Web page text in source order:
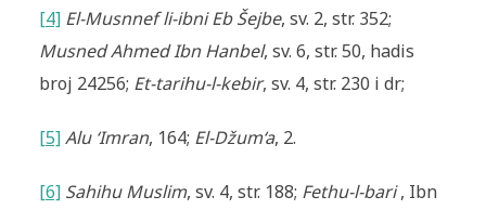
[4] El-Musnnef li-ibni Eb Šejbe, sv. 2, str. 352;
Musned Ahmed Ibn Hanbel, sv. 6, str. 50, hadis
broj 24256; Et-tarihu-l-kebir, sv. 4, str. 230 i dr;
[5]Alu ‘Imran, 164; El-Džum‘a, 2.
[6] Sahihu Muslim, sv. 4, str. 188; Fethu-l-bari, Ibn